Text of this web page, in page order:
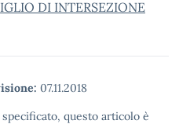
DI INTERSEZIONE
07.11.2018
questo articolo è